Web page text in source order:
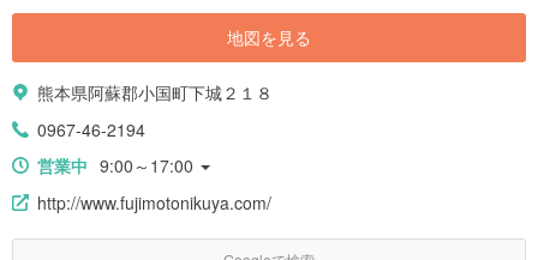
地図を見る
熊本県阿蘇郡小国町下城２１８
0967-46-2194
営業中 9:00～17:00
http://www.fujimotonikuya.com/